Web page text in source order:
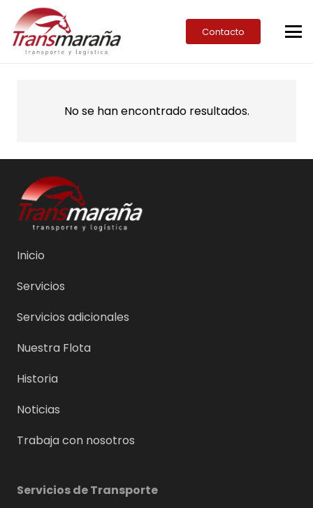
Contacto
No se han encontrado resultados.
Inicio
Servicios
Servicios adicionales
Nuestra Flota
Historia
Noticias
Trabaja con nosotros
Servicios de Transporte